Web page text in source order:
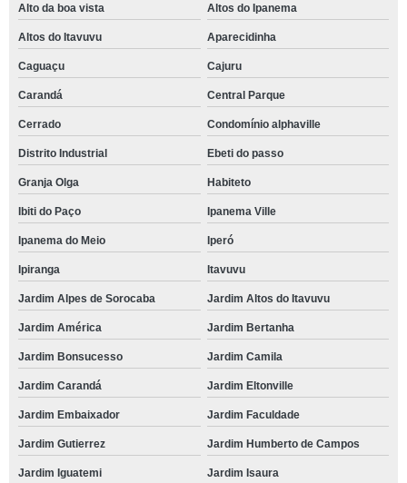
Alto da boa vista Altos do Ipanema
Altos do Itavuvu Aparecidinha
Caguaçu Cajuru
Carandá Central Parque
Cerrado Condomínio alphaville
Distrito Industrial Ebeti do passo
Granja Olga Habiteto
Ibiti do Paço Ipanema Ville
Ipanema do Meio Iperó
Ipiranga Itavuvu
Jardim Alpes de Sorocaba Jardim Altos do Itavuvu
Jardim América Jardim Bertanha
Jardim Bonsucesso Jardim Camila
Jardim Carandá Jardim Eltonville
Jardim Embaixador Jardim Faculdade
Jardim Gutierrez Jardim Humberto de Campos
Jardim Iguatemi Jardim Isaura